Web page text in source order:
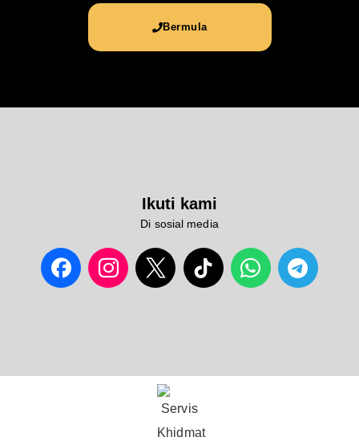
Bermula
Ikuti kami
Di sosial media